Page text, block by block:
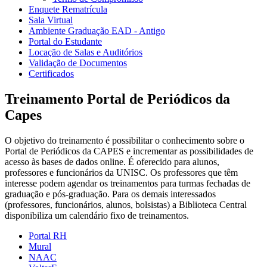
Enquete Rematrícula
Sala Virtual
Ambiente Graduação EAD - Antigo
Portal do Estudante
Locação de Salas e Auditórios
Validação de Documentos
Certificados
Treinamento Portal de Periódicos da
Capes
O objetivo do treinamento é possibilitar o conhecimento sobre o
Portal de Periódicos da CAPES e incrementar as possibilidades de
acesso às bases de dados online. É oferecido para alunos,
professores e funcionários da UNISC. Os professores que têm
interesse podem agendar os treinamentos para turmas fechadas de
graduação e pós-graduação. Para os demais interessados
(professores, funcionários, alunos, bolsistas) a Biblioteca Central
disponibiliza um calendário fixo de treinamentos.
Portal RH
Mural
NAAC